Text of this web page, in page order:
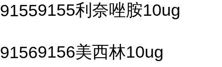
91559155利奈唑胺10ug
91569156美西林10ug